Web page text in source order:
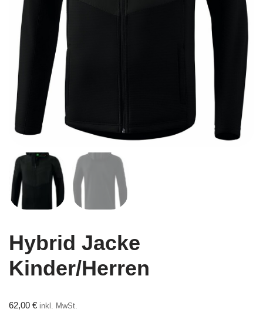
Hybrid Jacke
Kinder/Herren
62,00 € inkl. MwSt.